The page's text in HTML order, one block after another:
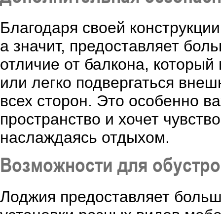
Благодаря своей
а значит, предоставляет
отличие от балкона,
или легко подвергаться
всех сторон. Это особенно
пространство и хочет
наслаждаясь отдыхом.
Возможности для
Лоджия предоставляет